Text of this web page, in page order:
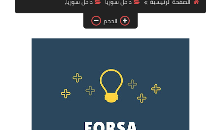
فرص عمل في العراق
فرص عمل في اليمن
دورات تدريبية
الحجم